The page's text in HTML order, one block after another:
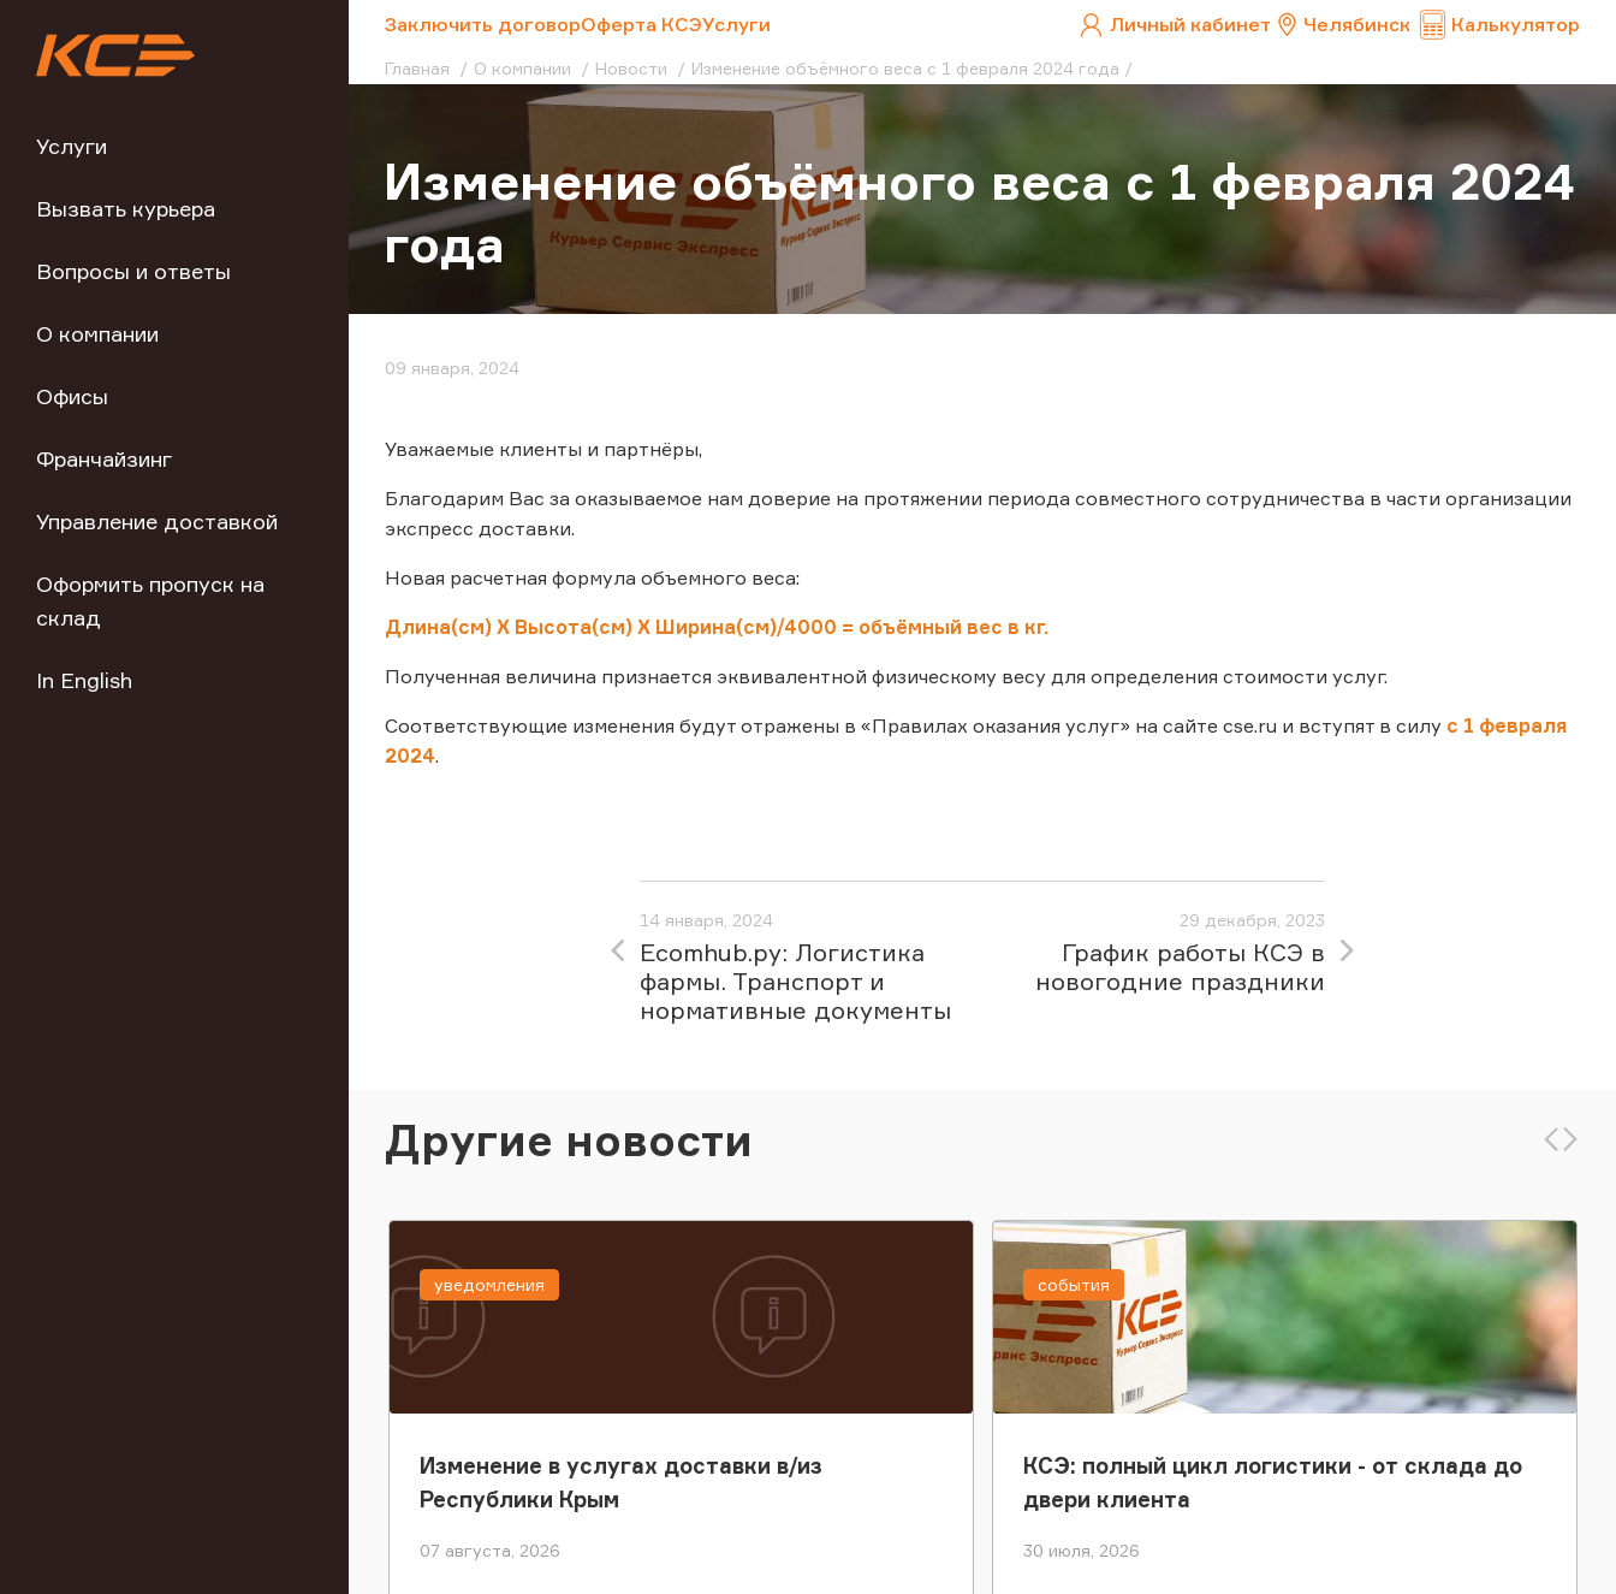
Услуги
Вызвать курьера
Вопросы и ответы
О компании
Офисы
Франчайзинг
Управление доставкой
Оформить пропуск на
склад
In English
Заключить договорОферта КСЭУслуги Личный кабинет Челябинск Калькулятор
Главная О компании Новости Изменение объёмного веса с 1 февраля 2024 года
Изменение объёмного веса с 1 февраля 2024
года
09 января, 2024
Уважаемые клиенты и партнёры,
Благодарим Вас за оказываемое нам доверие на протяжении периода совместного сотрудничества в части организации
экспресс доставки.
Новая расчетная формула объемного веса:
Длина(см) Х Высота(см) Х Ширина(см)/4000 = объёмный вес в кг.
Полученная величина признается эквивалентной физическому весу для определения стоимости услуг.
Соответствующие изменения будут отражены в «Правилах оказания услуг» на сайте cse.ru и вступят в силу с 1 февраля
2024.
14 января, 2024
Ecomhub.ру: Логистика
фармы. Транспорт и
нормативные документы
29 декабря, 2023
График работы КСЭ в
новогодние праздники
Другие новости
Изменение в услугах доставки в/из
Республики Крым
07 августа, 2026
уведомления
КСЭ: полный цикл логистики - от склада до
двери клиента
30 июля, 2026
события